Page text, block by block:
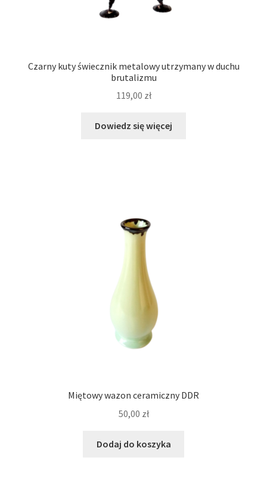
Czarny kuty świecznik metalowy utrzymany w duchu
brutalizmu
119,00 zł
Dowiedz się więcej
Miętowy wazon ceramiczny DDR
50,00 zł
Dodaj do koszyka